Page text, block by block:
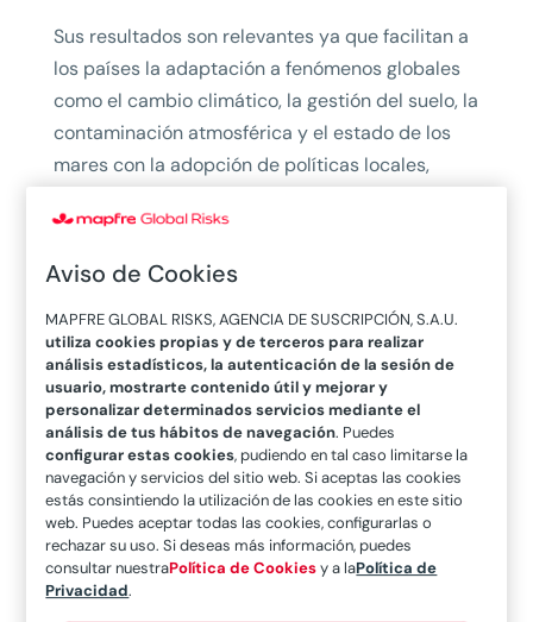
Sus resultados son relevantes ya que facilitan a
los países la adaptación a fenómenos globales
como el cambio climático, la gestión del suelo, la
contaminación atmosférica y el estado de los
mares con la adopción de políticas locales,
disposición de los ciudadanos, las autoridades
públicas, los responsables políticos, los
un extenso mundo de información y
conocimiento sobre nuestro planeta, de manera
completa, abierta y gratuita”, resume Milagro-
Pérez.
Estructuración del
programa
Para entender el funcionamiento del programa
Copérnico hay que tener en cuenta que se
Aviso de Cookies
MAPFRE GLOBAL RISKS, AGENCIA DE SUSCRIPCIÓN, S.A.U.
utiliza cookies propias y de terceros para realizar
análisis estadísticos, la autenticación de la sesión de
usuario, mostrarte contenido útil y mejorar y
personalizar determinados servicios mediante el
análisis de tus hábitos de navegación. Puedes
configurar estas cookies, pudiendo en tal caso limitarse la
navegación y servicios del sitio web. Si aceptas las cookies
estás consintiendo la utilización de las cookies en este sitio
web. Puedes aceptar todas las cookies, configurarlas o
rechazar su uso. Si deseas más información, puedes
consultar nuestraPolítica de Cookiesy a laPolítica de
Privacidad.